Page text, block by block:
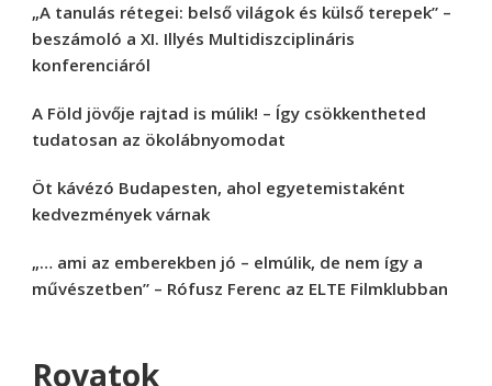
„A tanulás rétegei: belső világok és külső terepek” –
beszámoló a XI. Illyés Multidiszciplináris
konferenciáról
A Föld jövője rajtad is múlik! – Így csökkentheted
tudatosan az ökolábnyomodat
Öt kávézó Budapesten, ahol egyetemistaként
kedvezmények várnak
„… ami az emberekben jó – elmúlik, de nem így a
művészetben” – Rófusz Ferenc az ELTE Filmklubban
Rovatok